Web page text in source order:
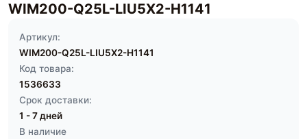
WIM200-Q25L-LIU5X2-H1141
Артикул:
WIM200-Q25L-LIU5X2-H1141
Код товара:
1536633
Срок доставки:
1 - 7 дней
В наличие